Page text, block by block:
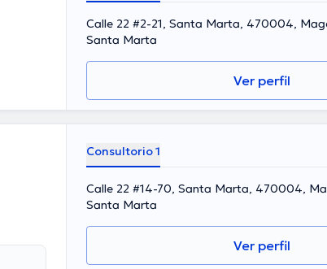
Calle 22 #2-21, Santa Marta, 470004,
Santa Marta
Ver perfil
Consultorio 1
Calle 22 #14-70, Santa Marta, 470004,
Santa Marta
Ver perfil